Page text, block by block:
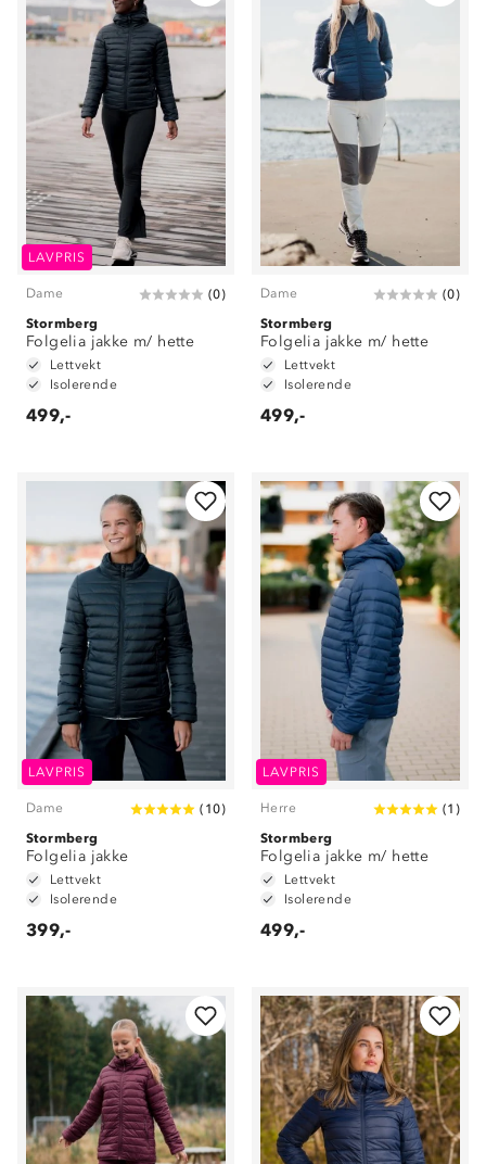
LAVPRIS
Dame (0)
Stormberg
Folgelia jakke m/ hette
Lettvekt
Isolerende
499,-
Dame (0)
Stormberg
Folgelia jakke m/ hette
Lettvekt
Isolerende
499,-
LAVPRIS
Dame ( 10)
Stormberg
Folgelia jakke
Lettvekt
Isolerende
399,-
LAVPRIS
Herre (1 )
Stormberg
Folgelia jakke m/ hette
Lettvekt
Isolerende
499,-